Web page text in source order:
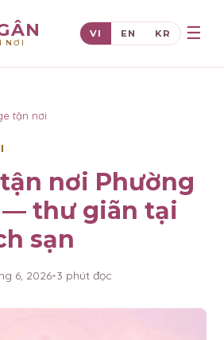
NƠI
VI EN KR ☰
tận nơi
nơi Phường
— thư giãn tại
sạn
6, 2026•3 phút đọc